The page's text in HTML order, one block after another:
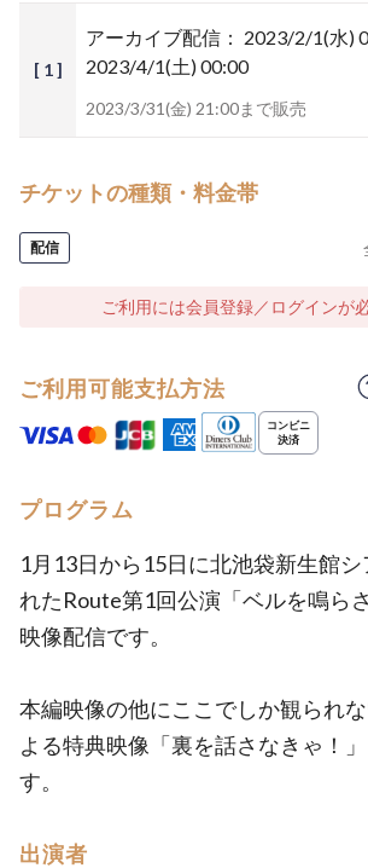
[ 1 ]
アーカイブ配信： 2023/2/1(水)
2023/4/1(土) 00:00
2023/3/31(金) 21:00まで販売
チケットの種類・料金帯
配信
ご利用には会員登録／ログインが
ご利用可能支払方法
プログラム
1月13日から15日に北池袋新生館シ
れたRoute第1回公演「ベルを鳴ら
映像配信です。
本編映像の他にここでしか観られ
よる特典映像「裏を話さなきゃ！
す。
出演者